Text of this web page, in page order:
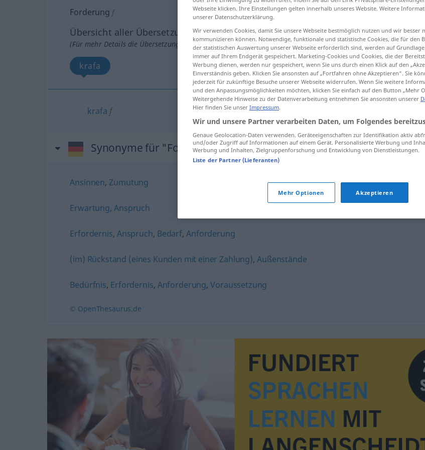
Forderung f
Übersicht aller Übersetzungen
(Für mehr Details die Übersetzung anklicken/antippen)
krafa
krafa f
Synonyme für "Forderung"
Ansinnen, Zumutung
Erwartung,Anspruch
Erfordernis, Anspruch, Bedarf,Anforderung
(im) Rückstand (eines Kunden mit einer Zahlung),Außenstände
Bedürfnis, Erfordernis, Anforderung,Voraussetzung
© OpenThesaurus.de
Webseite klicken. Ihre Einstellungen gelten innerhalb unseres Website. Weitere
unserer Datenschutzerklärung.
Wir verwenden Cookies, damit Sie unsere Webseite bestmöglich nutzen und wir besser
kommunizieren können. Notwendige, funktionale und statistische Cookies, die für den
der statistischen Auswertung unserer Webseite erforderlich sind, werden auf
immer auf Ihrem Endgerät gespeichert. Marketing-Cookies und Cookies, die der
Werbung dienen, werden nur gespeichert, wenn Sie uns durch einen Klick auf den
Einverständnis geben. Klicken Sie ansonsten auf „Fortfahren ohne Akzeptieren“. Sie
jederzeit für zukünftige Besuche unserer Webseite widerrufen. Wenn Sie weitere
und den Anpassungsmöglichkeiten möchten, klicken Sie einfach auf den Button „Mehr
Weitergehende Hinweise zu der Datenverarbeitung entnehmen Sie ansonsten unserer
Hier finden Sie unser Impressum.
Wir und unsere Partner verarbeiten Daten, um Folgendes
Genaue Geolocation-Daten verwenden. Geräteeigenschaften zur Identifikation aktiv
und/oder Zugriff auf Informationen auf einem Gerät. Personalisierte Werbung und
Werbung und Inhalten, Zielgruppenforschung und Entwicklung von Dienstleistungen.
Liste der Partner (Lieferanten)
Mehr Optionen Akzeptieren